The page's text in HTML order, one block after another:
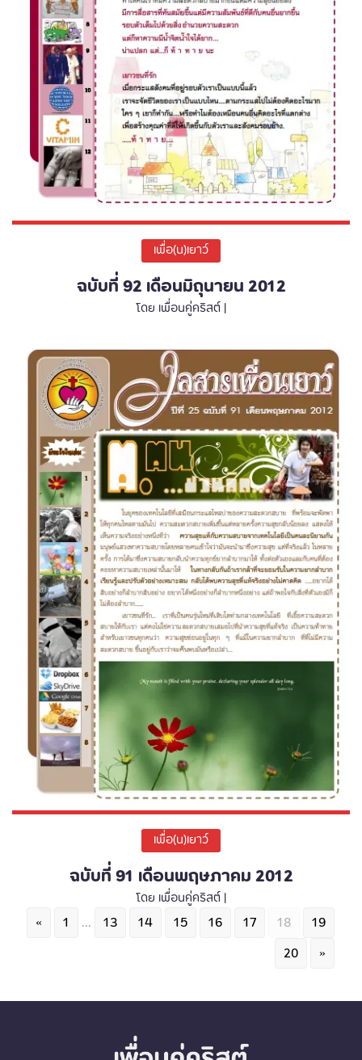
เพื่อ(น)เยาว์
ฉบับที่ 92 เดือนมิถุนายน 2012
โดย เพื่อนคู่คริสต์ |
เพื่อ(น)เยาว์
ฉบับที่ 91 เดือนพฤษภาคม 2012
โดย เพื่อนคู่คริสต์ |
« 1 ... 13 14 15 16 17 18
19
20
»